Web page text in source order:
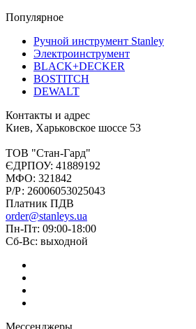
Популярное
Ручной инструмент Stanley
Электроинструмент
BLACK+DECKER
BOSTITCH
DEWALT
Контакты и адрес
Киев, Харьковское шоссе 53
ТОВ "Стан-Гард"
ЄДРПОУ: 41889192
МФО: 321842
Р/Р: 26006053025043
Платник ПДВ
order@stanleys.ua
Пн-Пт: 09:00-18:00
Сб-Вс: выходной
Мессенджеры